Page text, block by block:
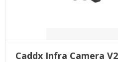
Caddx Infra Camera V2